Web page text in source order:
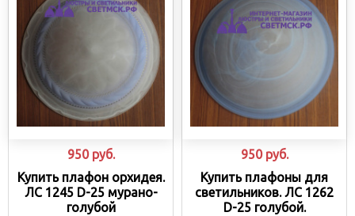
950 руб.
Купить плафон орхидея.
ЛС 1245 D-25 мурано-
голубой
950 руб.
Купить плафоны для
светильников. ЛС 1262
D-25 голубой.